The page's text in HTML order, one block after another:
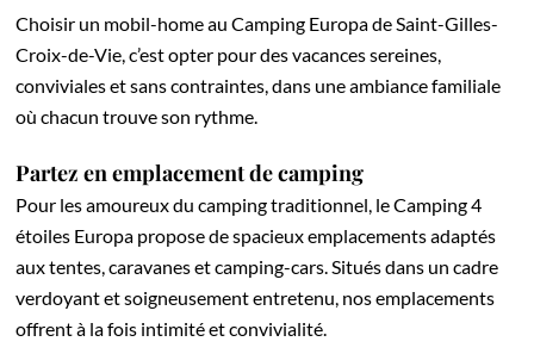
Choisir un mobil-home au Camping Europa de Saint-Gilles-
Croix-de-Vie, c’est opter pour des vacances sereines,
conviviales et sans contraintes, dans une ambiance familiale
où chacun trouve son rythme.
Partez en emplacement de camping
Pour les amoureux du camping traditionnel, le Camping 4
étoiles Europa propose de spacieux emplacements adaptés
aux tentes, caravanes et camping-cars. Situés dans un cadre
verdoyant et soigneusement entretenu, nos emplacements
offrent à la fois intimité et convivialité.